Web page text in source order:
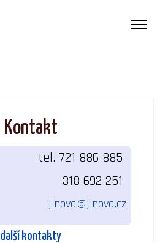
Kontakt
tel. 721 886 885
318 692 251
jinova@jinova.cz
další kontakty